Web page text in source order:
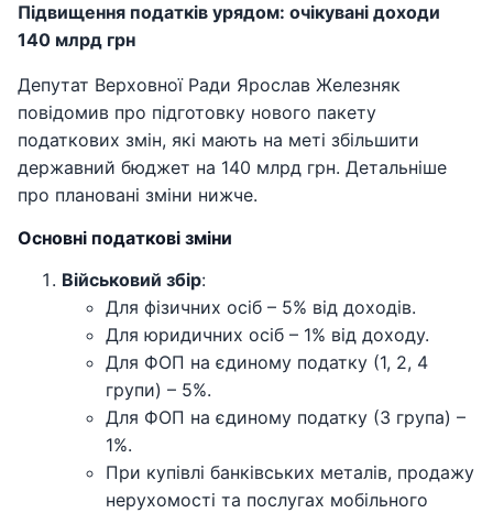
Підвищення податків урядом: очікувані доходи
140 млрд грн
Депутат Верховної Ради Ярослав Железняк
повідомив про підготовку нового пакету
податкових змін, які мають на меті збільшити
державний бюджет на 140 млрд грн. Детальніше
про плановані зміни нижче.
Основні податкові зміни
Військовий збір:
Для фізичних осіб – 5% від доходів.
Для юридичних осіб – 1% від доходу.
Для ФОП на єдиному податку (1, 2, 4
групи) – 5%.
Для ФОП на єдиному податку (3 група) –
1%.
При купівлі банківських металів, продажу
нерухомості та послугах мобільного